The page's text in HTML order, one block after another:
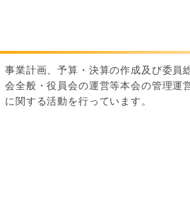
事業計画、予算・決算の作成及び委員
会全般・役員会の運営等本会の管理運
に関する活動を行っています。